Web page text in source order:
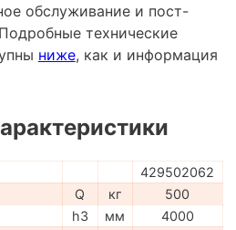
обслуживание и пост-
технические
ниже, как и информация
429502062
Q кг
500
h3 мм
4000